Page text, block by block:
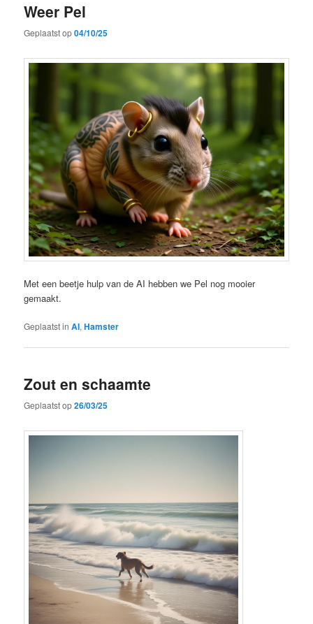
Weer Pel
Geplaatst op04/10/25
Met een beetje hulp van de AI hebben we Pel nog mooier
gemaakt.
Geplaatst in AI,Hamster
Zout en schaamte
Geplaatst op26/03/25